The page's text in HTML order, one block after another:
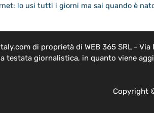
lo usi tutti i giorni ma sai quando è
di proprietà di WEB 365 SRL - Via
testata giornalistica, in quanto viene
Copyright